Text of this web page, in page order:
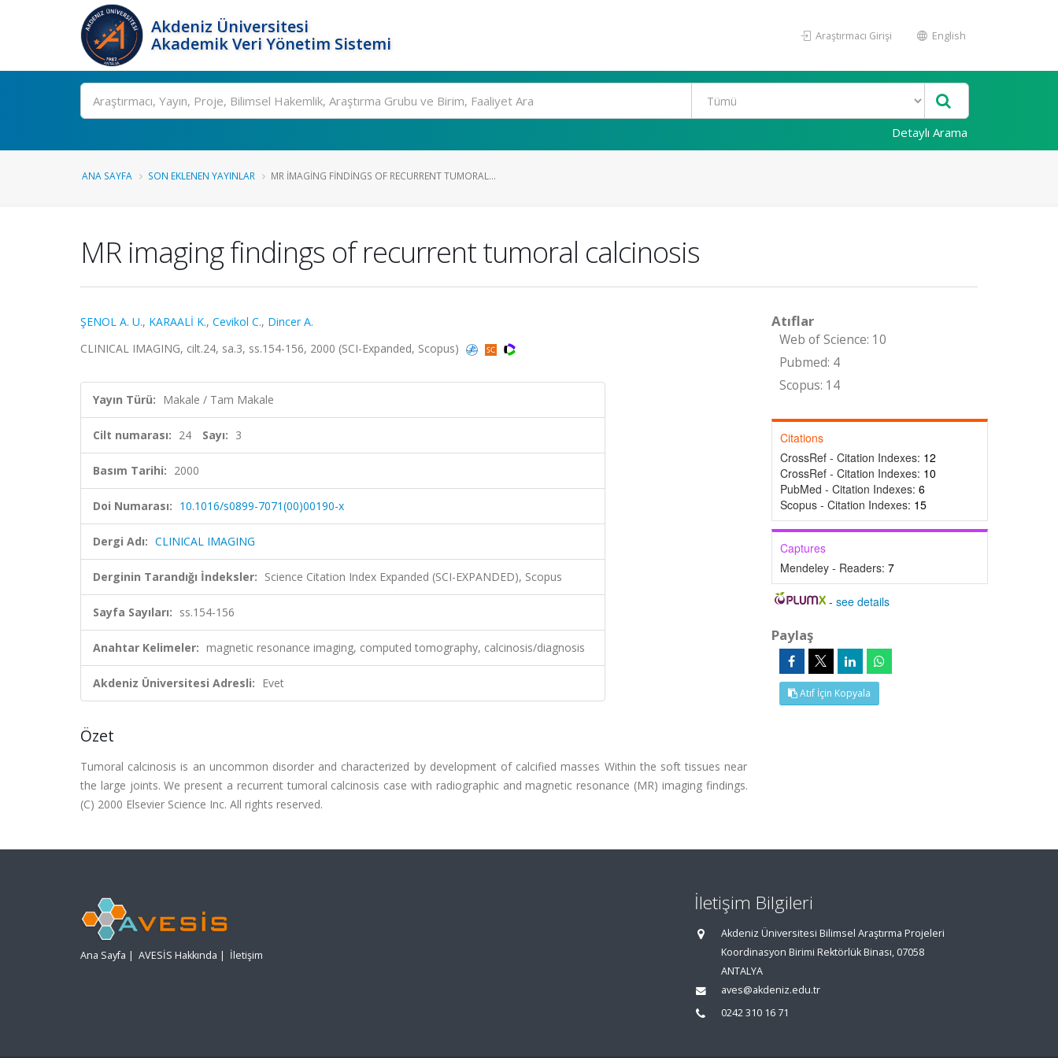
Akdeniz Üniversitesi
Akademik Veri Yönetim Sistemi
Araştırmacı Girişi English
Ara
Detaylı Arama
ANA SAYFA SON EKLENEN YAYINLAR MR IMAGING FINDINGS OF RECURRENT TUMORAL...
MR imaging findings of recurrent tumoral calcinosis
ŞENOL A. U., KARAALİ K., Cevikol C., Dincer A.
CLINICAL IMAGING, cilt.24, sa.3, ss.154-156, 2000 (SCI-Expanded, Scopus)
Yayın Türü: Makale / Tam Makale
Cilt numarası: 24 Sayı: 3
Basım Tarihi: 2000
Doi Numarası: 10.1016/s0899-7071(00)00190-x
Dergi Adı: CLINICAL IMAGING
Derginin Tarandığı İndeksler: Science Citation Index Expanded (SCI-EXPANDED), Scopus
Sayfa Sayıları: ss.154-156
Anahtar Kelimeler: magnetic resonance imaging, computed tomography, calcinosis/diagnosis
Akdeniz Üniversitesi Adresli: Evet
Özet
Tumoral calcinosis is an uncommon disorder and characterized by development of calcified masses Within the soft tissues near
the large joints. We present a recurrent tumoral calcinosis case with radiographic and magnetic resonance (MR) imaging findings.
(C) 2000 Elsevier Science Inc. All rights reserved.
Atıflar
Web of Science: 10
Pubmed: 4
Scopus: 14
Citations
CrossRef - Citation Indexes: 12
CrossRef - Citation Indexes: 10
PubMed - Citation Indexes: 6
Scopus - Citation Indexes: 15
Captures
Mendeley - Readers: 7
-see details
Paylaş
Atıf İçin Kopyala
Ana Sayfa | AVESİS Hakkında | İletişim
İletişim Bilgileri
Akdeniz Üniversitesi Bilimsel Araştırma Projeleri
Koordinasyon Birimi Rektörlük Binası, 07058
ANTALYA
aves@akdeniz.edu.tr
0242 310 16 71